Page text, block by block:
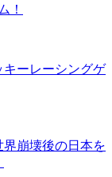
！
ーレーシングゲ
崩壊後の日本を